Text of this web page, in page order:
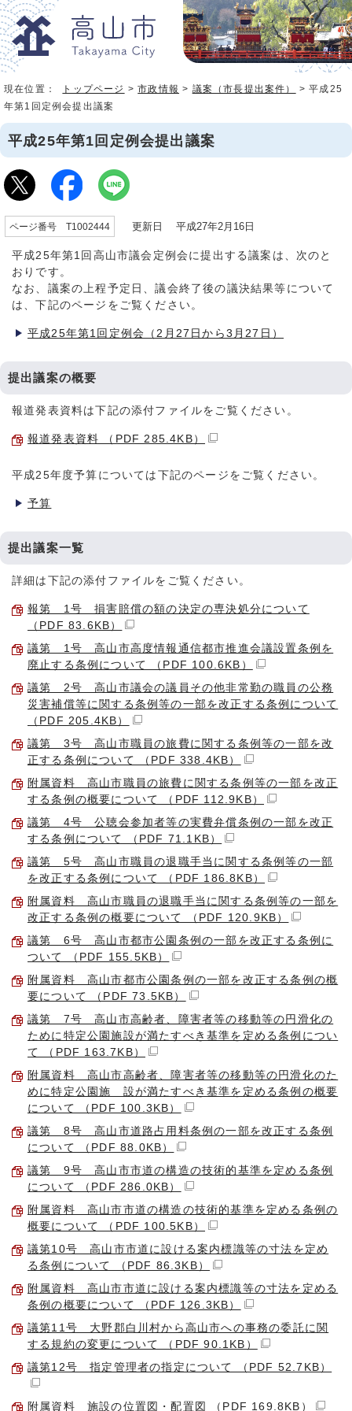
現在位置： トップページ >市政情報 > 議案（市長提出案件）
> 平成25
年第1回定例会提出議案
平成25年第1回定例会提出議案
ページ番号 T1002444 更新日 平成27年2月16日
平成25年第1回高山市議会定例会に提出する議案は、次のと
おりです。
なお、議案の上程予定日、議会終了後の議決結果等について
は、下記のページをご覧ください。
平成25年第1回定例会（2月27日から3月27日）
提出議案の概要
報道発表資料は下記の添付ファイルをご覧ください。
報道発表資料 （PDF 285.4KB）
平成25年度予算については下記のページをご覧ください。
予算
提出議案一覧
詳細は下記の添付ファイルをご覧ください。
報第 1号 損害賠償の額の決定の専決処分について
（PDF 83.6KB）
議第 1号 高山市高度情報通信都市推進会議設置条例を
廃止する条例について （PDF 100.6KB）
議第 2号 高山市議会の議員その他非常勤の職員の公務
災害補償等に関する条例等の一部を改正する条例について
（PDF 205.4KB）
議第 3号 高山市職員の旅費に関する条例等の一部を改
正する条例について （PDF 338.4KB）
附属資料 高山市職員の旅費に関する条例等の一部を改正
する条例の概要について （PDF 112.9KB）
議第 4号 公聴会参加者等の実費弁償条例の一部を改正
する条例について （PDF 71.1KB）
議第 5号 高山市職員の退職手当に関する条例等の一部
を改正する条例について （PDF 186.8KB）
附属資料 高山市職員の退職手当に関する条例等の一部を
改正する条例の概要について （PDF 120.9KB）
議第 6号 高山市都市公園条例の一部を改正する条例に
ついて （PDF 155.5KB）
附属資料 高山市都市公園条例の一部を改正する条例の概
要について （PDF 73.5KB）
議第 7号 高山市高齢者、障害者等の移動等の円滑化の
ために特定公園施設が満たすべき基準を定める条例につい
て （PDF 163.7KB）
附属資料 高山市高齢者、障害者等の移動等の円滑化のた
めに特定公園施 設が満たすべき基準を定める条例の概要
について （PDF 100.3KB）
議第 8号 高山市道路占用料条例の一部を改正する条例
について （PDF 88.0KB）
議第 9号 高山市市道の構造の技術的基準を定める条例
について （PDF 286.0KB）
附属資料 高山市市道の構造の技術的基準を定める条例の
概要について （PDF 100.5KB）
議第10号 高山市市道に設ける案内標識等の寸法を定め
る条例について （PDF 86.3KB）
附属資料 高山市市道に設ける案内標識等の寸法を定める
条例の概要について （PDF 126.3KB）
議第11号 大野郡白川村から高山市への事務の委託に関
する規約の変更について （PDF 90.1KB）
議第12号 指定管理者の指定について （PDF 52.7KB）
附属資料 施設の位置図・配置図 （PDF 169.8KB）